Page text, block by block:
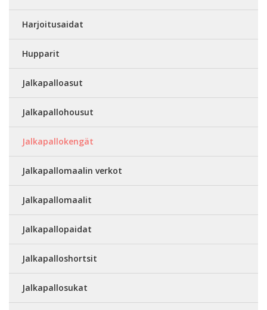
Harjoitusaidat
Hupparit
Jalkapalloasut
Jalkapallohousut
Jalkapallokengät
Jalkapallomaalin verkot
Jalkapallomaalit
Jalkapallopaidat
Jalkapalloshortsit
Jalkapallosukat